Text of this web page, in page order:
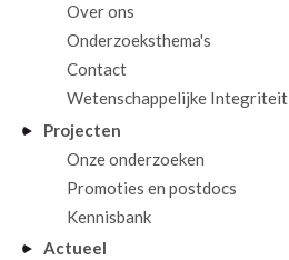
Over ons
Onderzoeksthema's
Contact
Wetenschappelijke Integriteit
Projecten
Onze onderzoeken
Promoties en postdocs
Kennisbank
Actueel